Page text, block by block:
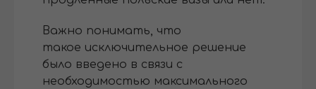
Важно понимать, что
такое исключительное решение
было введено в связи с
необходимостью максимального